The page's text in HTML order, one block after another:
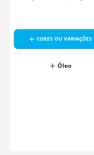
CORES OU VARIAÇÕES
Óleo